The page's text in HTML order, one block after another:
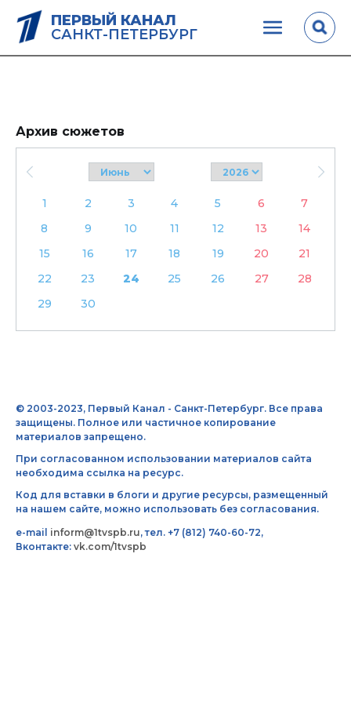
ПЕРВЫЙ КАНАЛ
САНКТ-ПЕТЕРБУРГ
Архив сюжетов
1 2 3 4 5 6
7
8
9 10 11 12 13
14
15
16 17 18 19 20
21
22
23 24 25 26 27
28
29
30
© 2003-2023, Первый Канал - Санкт-Петербург. Все права
защищены. Полное или частичное копирование
материалов запрещено.
При согласованном использовании материалов сайта
необходима ссылка на ресурс.
Код для вставки в блоги и другие ресурсы, размещенный
на нашем сайте, можно использовать без согласования.
e-mail inform@1tvspb.ru, тел. +7 (812) 740-60-72,
Вконтакте: vk.com/1tvspb